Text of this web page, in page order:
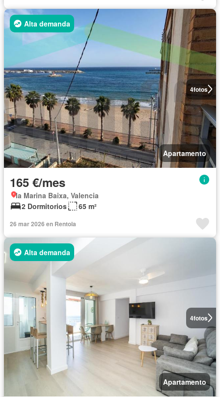
4fotos
Alta demanda
Apartamento
165 €/mes
la Marina Baixa, Valencia
2 Dormitorios
65 m²
26 mar 2026 en Rentola
4fotos
Alta demanda
Apartamento